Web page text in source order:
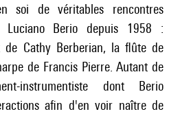
soi de véritables rencontres
Berio depuis 1958 :
de Cathy Berberian, la flûte de
de Francis Pierre. Autant de
instrumentiste dont Berio
afin d'en voir naître de